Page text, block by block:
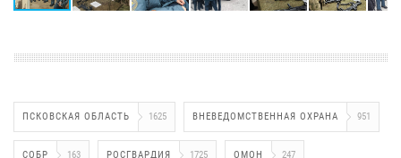
ПСКОВСКАЯ ОБЛАСТЬ 1625 ВНЕВЕДОМСТВЕННАЯ ОХРАНА 951
СОБР 163 РОСГВАРДИЯ 1725 ОМОН 247